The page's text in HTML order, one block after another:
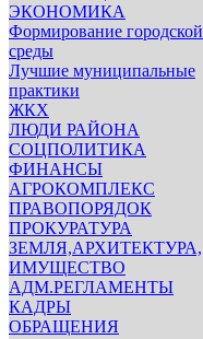
ЭКОНОМИКА
Формирование городской
среды
Лучшие муниципальные
практики
ЖКХ
ЛЮДИ РАЙОНА
СОЦПОЛИТИКА
ФИНАНСЫ
АГРОКОМПЛЕКС
ПРАВОПОРЯДОК
ПРОКУРАТУРА
ЗЕМЛЯ,АРХИТЕКТУРА,
ИМУЩЕСТВО
АДМ.РЕГЛАМЕНТЫ
КАДРЫ
ОБРАЩЕНИЯ